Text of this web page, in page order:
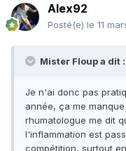
Alex92
Posté(e) le 11
Mister Floup a dit :
Je n'ai donc pas
année, ça me
rhumatologue me dit
l'inflammation est
compétition, surtout